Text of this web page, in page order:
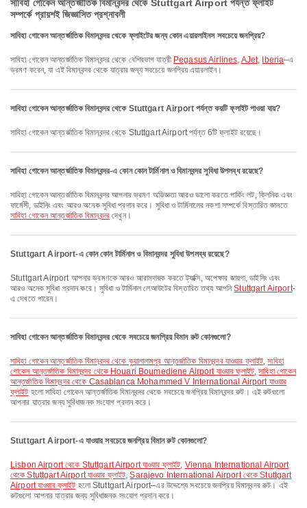
সাবিহা গোকেন আন্তর্জাতিক বিমানবন্দর থেকে Stuttgart Airport পর্যন্ত ফ্লাইট
সম্পর্কে প্রায়শই জিজ্ঞাসিত প্রশ্নাবলী
সাবিহা গোকেন আন্তর্জাতিক বিমানবন্দর থেকে ফ্লাইটের জন্য কোন এয়ারলাইনস সবচেয়ে জনপ্রিয়?
সাবিহা গোকেন আন্তর্জাতিক বিমানবন্দর থেকে বেশিরভাগ যাত্রী Pegasus Airlines, AJet, Iberia–এ
ভ্রমণ করেন, যা এই বিমানবন্দর থেকে যাত্রার জন্য সবচেয়ে জনপ্রিয় এয়ারলাইন।
সাবিহা গোকেন আন্তর্জাতিক বিমানবন্দর থেকে Stuttgart Airport পর্যন্ত কয়টি ফ্লাইট পাওয়া যায়?
সাবিহা গোকেন আন্তর্জাতিক বিমানবন্দর থেকে Stuttgart Airport পর্যন্ত 6টি ফ্লাইট রয়েছে।
সাবিহা গোকেন আন্তর্জাতিক বিমানবন্দর-এ কোন কোন টার্মিনাল ও বিমানবন্দর সুবিধা উপলব্ধ রয়েছে?
সাবিহা গোকেন আন্তর্জাতিক বিমানবন্দর আপনার ভ্রমণ অভিজ্ঞতা আরও ভালো করতে পার্কিং লট, ক্লিনিক এবং
ফার্মেসী, ডাইনিং এবং আরও অনেক সুবিধা প্রদান করে। সুবিধা ও টার্মিনালের নকশা সম্পর্কে বিস্তারিত জানতে
সাবিহা গোকেন আন্তর্জাতিক বিমানবন্দর দেখুন।
Stuttgart Airport-এ কোন কোন টার্মিনাল ও বিমানবন্দর সুবিধা উপলব্ধ রয়েছে?
Stuttgart Airport আপনার ভ্রমণকে আরও আরামদায়ক করতে ট্যাক্সি, অপেক্ষার জায়গা, ডাইনিং এবং
আরও অনেক সুবিধা প্রদান করে। সুবিধা ও টার্মিনাল লেআউটের বিস্তারিত তথ্য আপনিStuttgart Airport-
এ দেখতে পারেন।
সাবিহা গোকেন আন্তর্জাতিক বিমানবন্দর থেকে সবচেয়ে জনপ্রিয় বিমান রুট কোনগুলো?
সাবিহা গোকেন আন্তর্জাতিক বিমানবন্দর থেকে কুয়ালালামপুর আন্তর্জাতিক বিমানবন্দর যাওয়ার ফ্লাইট,সাবিহা
গোকেন আন্তর্জাতিক বিমানবন্দর থেকে Houari Boumediene Airport যাওয়ার ফ্লাইট,সাবিহা গোকেন
আন্তর্জাতিক বিমানবন্দর থেকে Casablanca Mohammed V International Airport যাওয়ার
ফ্লাইট হলো সাবিহা গোকেন আন্তর্জাতিক বিমানবন্দর থেকে সবচেয়ে জনপ্রিয় বিমানবন্দর রুট। এই রুটগুলো
আপনার যাত্রার জন্য সুবিধাজনক সংযোগ প্রদান করে।
Stuttgart Airport-এ যাওয়ার সবচেয়ে জনপ্রিয় বিমান রুট কোনগুলো?
Lisbon Airport থেকে Stuttgart Airport যাওয়ার ফ্লাইট, Vienna International Airport
থেকে Stuttgart Airport যাওয়ার ফ্লাইট,Sarajevo International Airport থেকে Stuttgart
Airport যাওয়ার ফ্লাইট হলো Stuttgart Airport–এর উদ্দেশ্যে সবচেয়ে জনপ্রিয় বিমানবন্দর রুট। এই
রুটগুলো আপনার যাত্রার জন্য সুবিধাজনক সংযোগ প্রদান করে।